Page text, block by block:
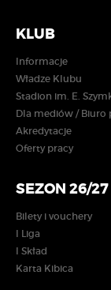
KLUB
Informacje
Władze Klubu
Stadion im. E.
Dla mediów / Biuro
Akredytacje
Oferty pracy
SEZON 26/27
Bilety i vouchery
I Liga
I Skład
Karta Kibica